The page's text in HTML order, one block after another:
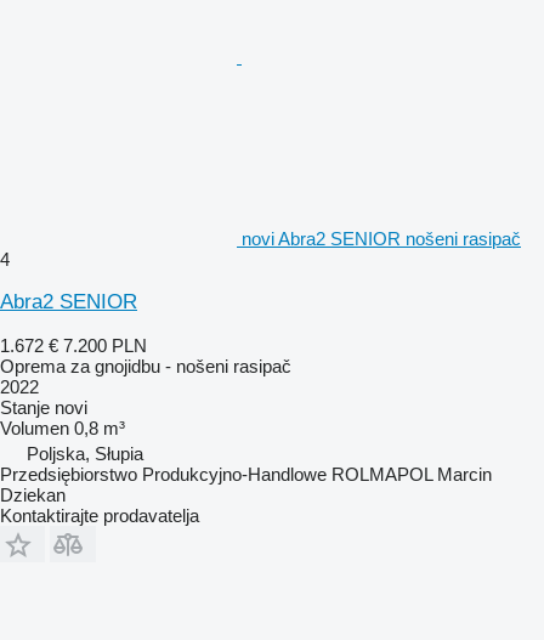
novi Abra2 SENIOR nošeni rasipač
4
Abra2 SENIOR
1.672 € 7.200 PLN
Oprema za gnojidbu - nošeni rasipač
2022
Stanje novi
Volumen 0,8 m³
Poljska, Słupia
Przedsiębiorstwo Produkcyjno-Handlowe ROLMAPOL Marcin
Dziekan
Kontaktirajte prodavatelja